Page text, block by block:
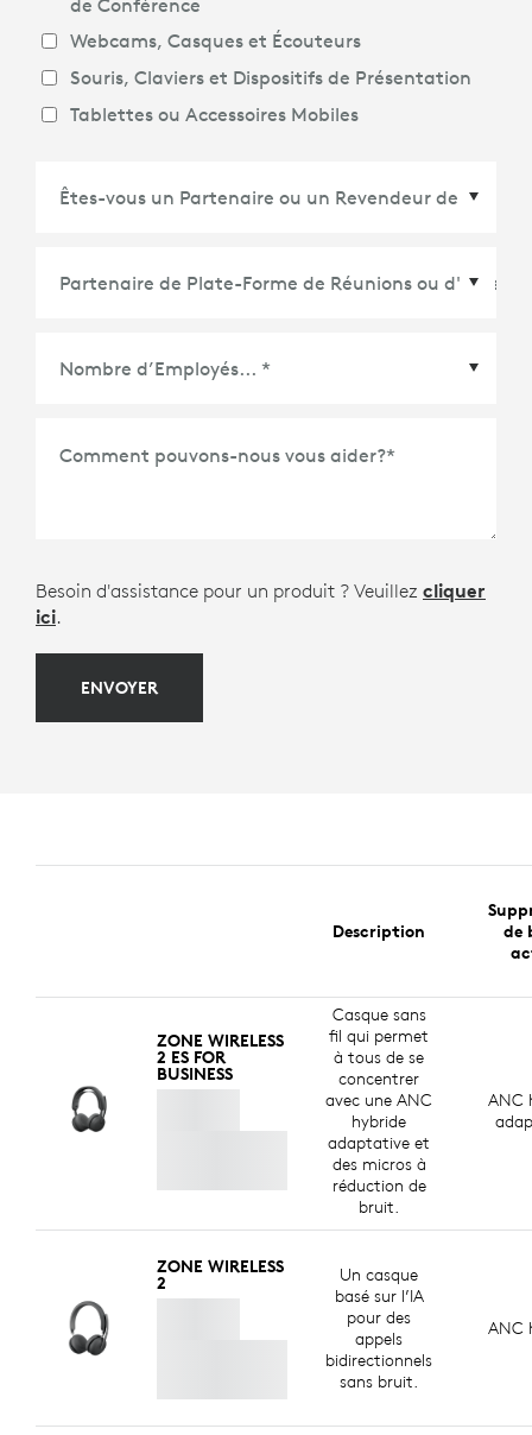
Webcams, Casques et Écouteurs
Souris, Claviers et Dispositifs de Présentation
Tablettes ou Accessoires Mobiles
Partenaire de Plate-Forme de Réunions ou
d'Écosystème
Comment pouvons-nous vous aider?*
Besoin d'assistance pour un produit ? Veuillez cliquer
ici.
ENVOYER
Description
de
ZONE WIRELESS
2 ES FOR
BUSINESS
Casque sans
fil qui permet
à tous de se
concentrer
avec une ANC
hybride
adaptative et
des micros à
réduction de
bruit.
ANC
ZONE WIRELESS
2
Un casque
basé sur l’IA
pour des
appels
bidirectionnels
sans bruit.
ANC